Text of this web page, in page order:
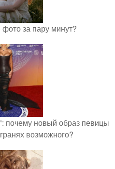
фото за пару минут?
почему новый образ певицы
возможного?